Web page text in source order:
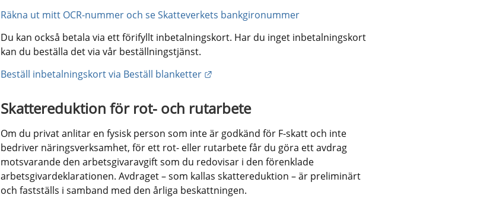
Räkna ut mitt OCR-nummer och se Skatteverkets bankgironummer
Du kan också betala via ett förifyllt inbetalningskort. Har du inget inbetalningskort
kan du beställa det via vår beställningstjänst.
Beställ inbetalningskort via Beställ blanketter
Länk till annan webbplats.
Skattereduktion för rot- och rutarbete
Om du privat anlitar en fysisk person som inte är godkänd för F-skatt och inte
bedriver näringsverksamhet, för ett rot- eller rutarbete får du göra ett avdrag
motsvarande den arbetsgivaravgift som du redovisar i den förenklade
arbetsgivardeklarationen. Avdraget – som kallas skattereduktion – är preliminärt
och fastställs i samband med den årliga beskattningen.